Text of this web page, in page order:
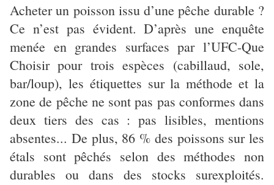
Acheter un poisson issu d’une pêche durable ?
Ce n’est pas évident. D’après une enquête
menée en grandes surfaces par l’UFC-Que
Choisir pour trois espèces (cabillaud, sole,
bar/loup), les étiquettes sur la méthode et la
zone de pêche ne sont pas pas conformes dans
deux tiers des cas : pas lisibles, mentions
absentes... De plus, 86 % des poissons sur les
étals sont pêchés selon des méthodes non
durables ou dans des stocks surexploités.